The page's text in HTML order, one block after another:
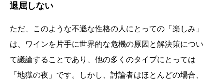
退屈しない
ただ、このような不遜な性格の人にとっての「楽しみ」
は、ワインを片手に世界的な危機の原因と解決策につい
て議論することであり、他の多くのタイプにとっては
「地獄の夜」です。しかし、討論者はほとんどの場合、